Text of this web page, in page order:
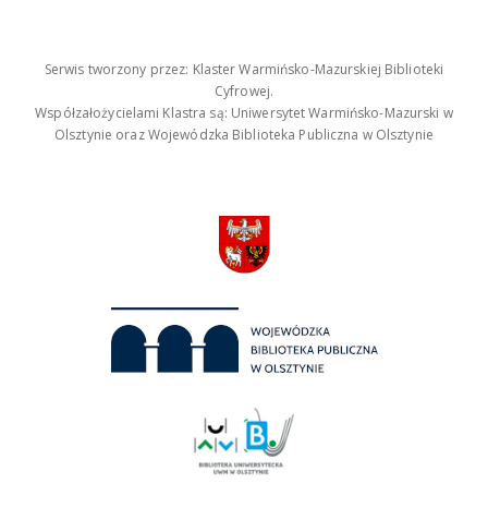
Serwis tworzony przez: Klaster Warmińsko-Mazurskiej Biblioteki
Cyfrowej.
Współzałożycielami Klastra są: Uniwersytet Warmińsko-Mazurski w
Olsztynie oraz Wojewódzka Biblioteka Publiczna w Olsztynie